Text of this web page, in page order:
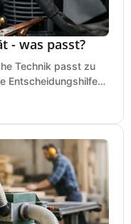
- was passt?
Technik passt zu
Entscheidungshilfe